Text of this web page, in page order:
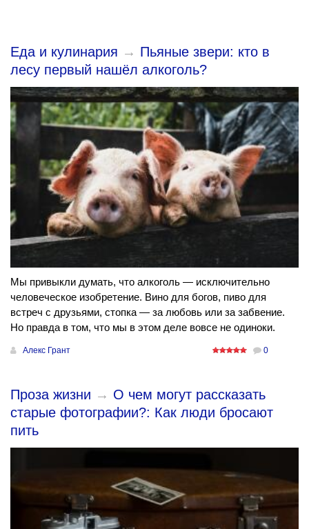
Еда и кулинария → Пьяные звери: кто в
лесу первый нашёл алкоголь?
Мы привыкли думать, что алкоголь — исключительно
человеческое изобретение. Вино для богов, пиво для
встреч с друзьями, стопка — за любовь или за забвение.
Но правда в том, что мы в этом деле вовсе не одиноки.
Алекс Грант 0
Проза жизни → О чем могут рассказать
старые фотографии?: Как люди бросают
пить